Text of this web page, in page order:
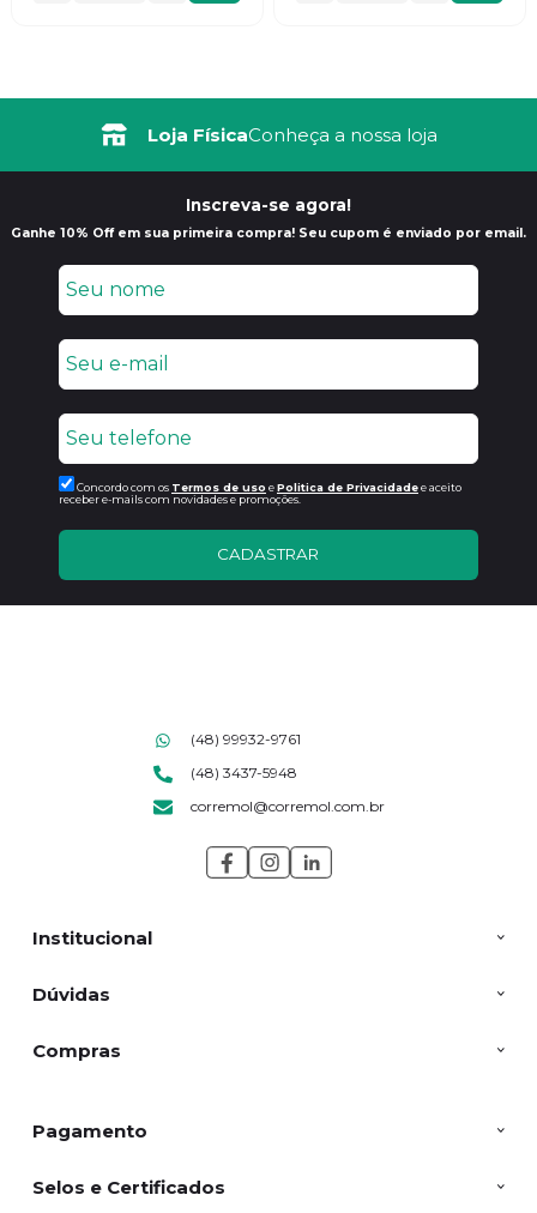
Loja FísicaConheça a nossa loja
Inscreva-se agora!
Ganhe 10% Off em sua primeira compra! Seu cupom é enviado por email.
Concordo com os Termos de uso ePolitica de Privacidadee aceito
receber e-mails com novidades e promoções.
CADASTRAR
Institucional
Dúvidas
Compras
(48) 99932-9761
(48) 3437-5948
corremol@corremol.com.br
Pagamento
Selos e Certificados